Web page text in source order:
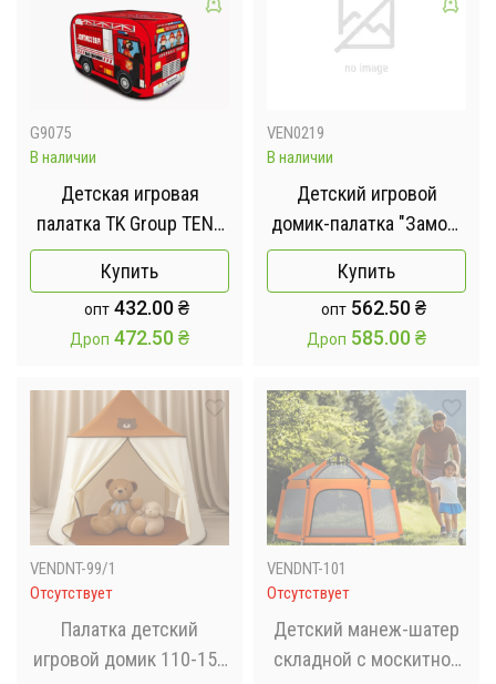
G9075
В наличии
Детская игровая
палатка TK Group TENT
110 х 70 х 70 см в
сумке
Купить
опт 432.00₴
Дроп 472.50₴
VEN0219
В наличии
Детский игровой
домик-палатка "Замок"
3в1 с туннелем и
бассейном под шарики
Купить
опт 562.50₴
Дроп 585.00₴
VENDNT-99/1
Отсутствует
Палатка детский
игровой домик 110-150
VENDNT-101
Отсутствует
Детский манеж-шатер
складной с москитной